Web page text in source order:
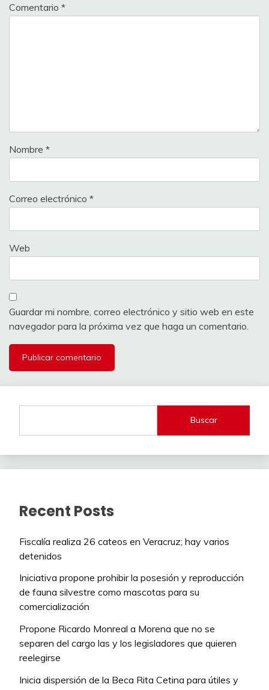
Comentario *
Nombre *
Correo electrónico *
Web
Guardar mi nombre, correo electrónico y sitio web en este
navegador para la próxima vez que haga un comentario.
Buscar
Recent Posts
Fiscalía realiza 26 cateos en Veracruz; hay varios
detenidos
Iniciativa propone prohibir la posesión y reproducción
de fauna silvestre como mascotas para su
comercialización
Propone Ricardo Monreal a Morena que no se
separen del cargo las y los legisladores que quieren
reelegirse
Inicia dispersión de la Beca Rita Cetina para útiles y